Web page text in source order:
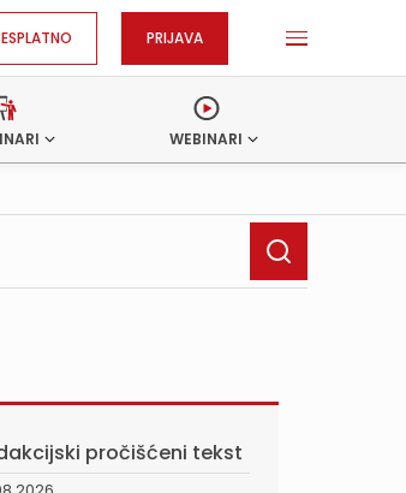
PRIJAVA
WEBINARI
pročišćeni tekst